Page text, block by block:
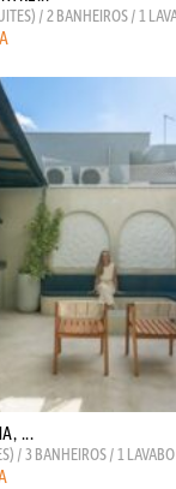
/ 2 BANHEIROS / 1
...
/ 3 BANHEIROS / 1